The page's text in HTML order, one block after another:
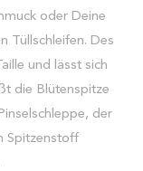
oder Deine
Tüllschleifen. Des
und lässt sich
die Blütenspitze
der
Spitzenstoff